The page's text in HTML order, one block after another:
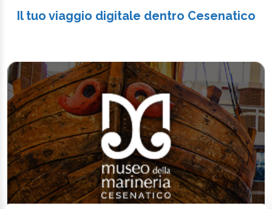
Il tuo viaggio digitale dentro Cesenatico